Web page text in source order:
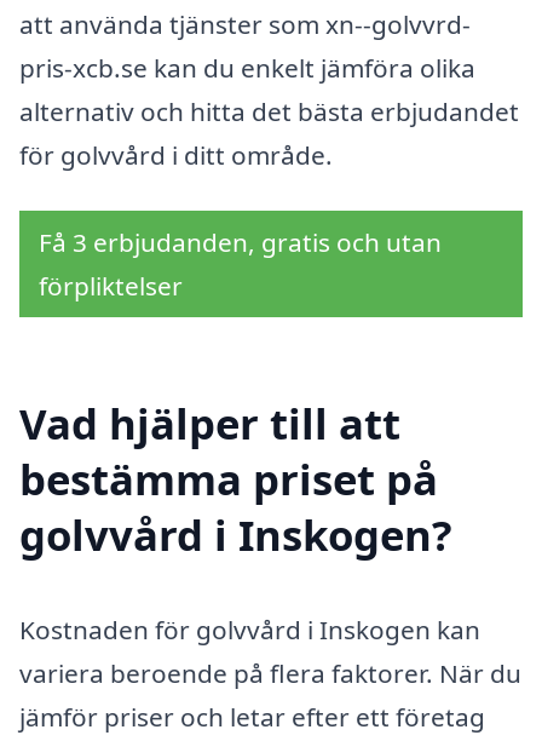
att använda tjänster som xn--golvvrd-
pris-xcb.se kan du enkelt jämföra olika
alternativ och hitta det bästa erbjudandet
för golvvård i ditt område.
Få 3 erbjudanden, gratis och utan
förpliktelser
Vad hjälper till att
bestämma priset på
golvvård i Inskogen?
Kostnaden för golvvård i Inskogen kan
variera beroende på flera faktorer. När du
jämför priser och letar efter ett företag